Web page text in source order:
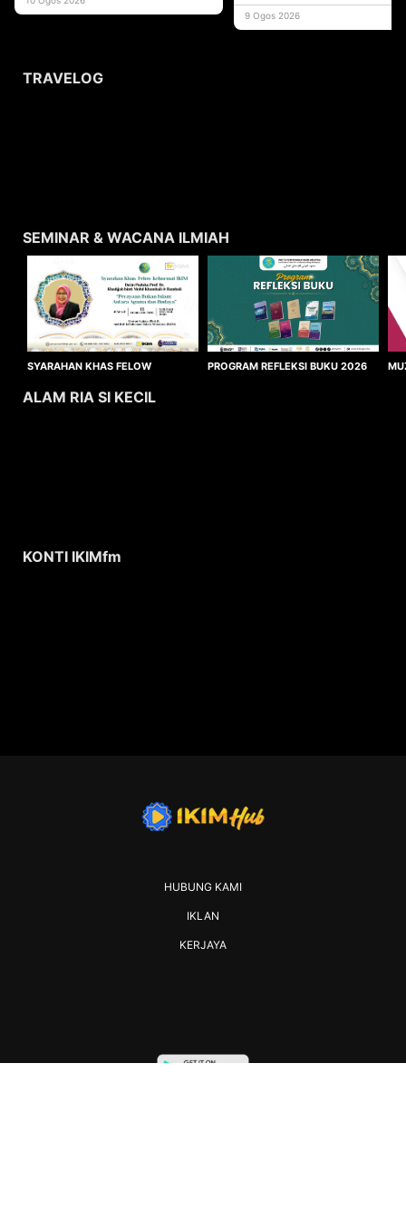
memperluas
9 Ogos 2026
TRAVELOG
SEMINAR & WACANA ILMIAH
SYARAHAN KHAS FELOW
PROGRAM REFLEKSI BUKU 2026
ALAM RIA SI KECIL
KONTI IKIMfm
HUBUNG KAMI
IKLAN
KERJAYA